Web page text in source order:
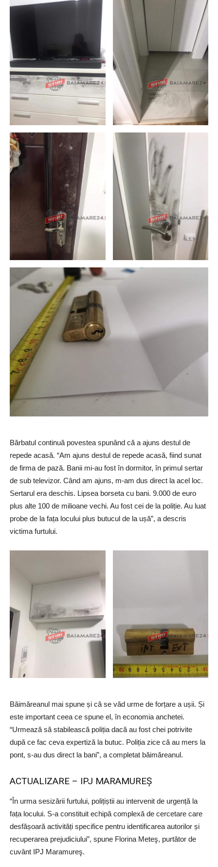
Bărbatul continuă povestea spunând că a ajuns destul de
repede acasă. “Am ajuns destul de repede acasă, fiind sunat
de firma de pază. Banii mi-au fost în dormitor, în primul sertar
de sub televizor. Când am ajuns, m-am dus direct la acel loc.
Sertarul era deschis. Lipsea borseta cu bani. 9.000 de euro
plus alte 100 de milioane vechi. Au fost cei de la poliție. Au luat
probe de la fața locului plus butucul de la ușă”, a descris
victima furtului.
Băimăreanul mai spune și că se văd urme de forțare a ușii. Și
este important ceea ce spune el, în economia anchetei.
“Urmează să stabilească poliția dacă au fost chei potrivite
după ce fac ceva expertiză la butuc. Poliția zice că au mers la
pont, s-au dus direct la bani”, a completat băimăreanul.
ACTUALIZARE – IPJ MARAMUREŞ
“În urma sesizării furtului, polițiștii au intervenit de urgență la
fața locului. S-a constituit echipă complexă de cercetare care
desfășoară activități specifice pentru identificarea autorilor și
recuperarea prejudiciului”, spune Florina Meteş, purtător de
cuvânt IPJ Maramureş.